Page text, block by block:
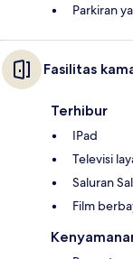
Parkiran
Fasilitas
Terhibur
IPad
Televisi
Saluran
Film